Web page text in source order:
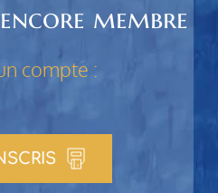
encore membre
compte :